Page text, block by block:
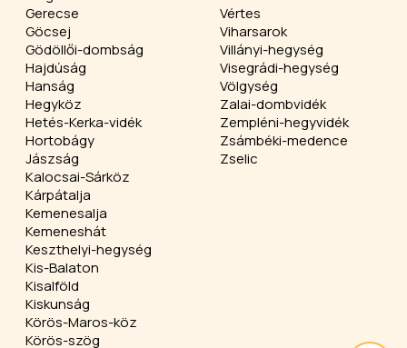
Gerecse
Göcsej
Gödöllői-dombság
Hajdúság
Hanság
Hegyköz
Hetés-Kerka-vidék
Hortobágy
Jászság
Kalocsai-Sárköz
Kárpátalja
Kemenesalja
Kemeneshát
Keszthelyi-hegység
Kis-Balaton
Kisalföld
Kiskunság
Körös-Maros-köz
Körös-szög
Vértes
Viharsarok
Villányi-hegység
Visegrádi-hegység
Völgység
Zalai-dombvidék
Zempléni-hegyvidék
Zsámbéki-medence
Zselic